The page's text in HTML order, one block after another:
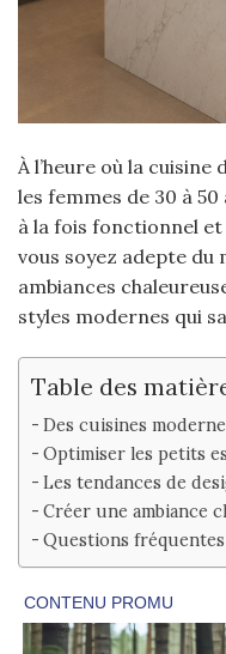
À l’heure où la
les femmes de 30 à
à la fois fonctionnel
vous soyez adepte du
ambiances
styles modernes qui
Table des
Des cuisines
Optimiser les petits
Les tendances de
Créer une ambiance
Questions fréquentes